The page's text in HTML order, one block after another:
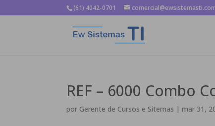
(61) 4042-0701
REF – 6000 Combo
por Gerente de Cursos e Sitemas | mar 31,